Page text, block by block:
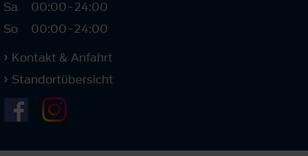
Sa
00:00-24:00
So
00:00-24:00
Kontakt & Anfahrt
Standortübersicht